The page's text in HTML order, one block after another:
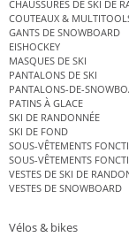
CHAUSSURES DE SKI DE
COUTEAUX &
GANTS DE SNOWBOARD
EISHOCKEY
MASQUES DE SKI
PANTALONS DE SKI
PANTALONS-DE-
PATINS À GLACE
SKI DE RANDONNÉE
SKI DE FOND
SOUS-VÊTEMENTS
SOUS-VÊTEMENTS
VESTES DE SKI DE
VESTES DE SNOWBOARD
Vélos & bikes